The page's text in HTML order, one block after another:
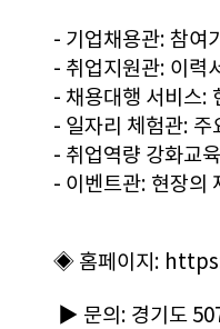
- 기업채용관: 참여
- 취업지원관: 이력
- 채용대행 서비스:
- 일자리 체험관: 주
- 취업역량 강화교
- 이벤트관: 현장의
◈ 홈페이지:
▶ 문의: 경기도